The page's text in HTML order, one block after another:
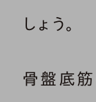
しょう。
骨盤底筋